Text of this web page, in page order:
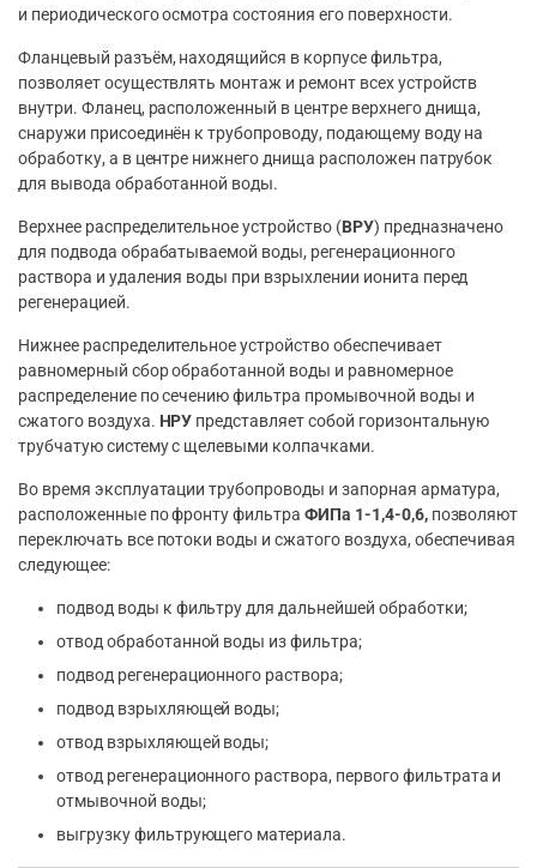
и периодического осмотра состояния его поверхности.
Фланцевый разъём, находящийся в корпусе фильтра,
позволяет осуществлять монтаж и ремонт всех устройств
внутри. Фланец, расположенный в центре верхнего днища,
снаружи присоединён к трубопроводу, подающему воду на
обработку, а в центре нижнего днища расположен патрубок
для вывода обработанной воды.
Верхнее распределительное устройство (ВРУ) предназначено
для подвода обрабатываемой воды, регенерационного
раствора и удаления воды при взрыхлении ионита перед
регенерацией.
Нижнее распределительное устройство обеспечивает
равномерный сбор обработанной воды и равномерное
распределение по сечению фильтра промывочной воды и
сжатого воздуха. НРУ представляет собой горизонтальную
трубчатую систему с щелевыми колпачками.
Во время эксплуатации трубопроводы и запорная арматура,
расположенные по фронту фильтраФИПа 1-1,4-0,6,позволяют
переключать все потоки воды и сжатого воздуха, обеспечивая
следующее:
подвод воды к фильтру для дальнейшей обработки;
отвод обработанной воды из фильтра;
подвод регенерационного раствора;
подвод взрыхляющей воды;
отвод взрыхляющей воды;
отвод регенерационного раствора, первого фильтрата и
отмывочной воды;
выгрузку фильтрующего материала.